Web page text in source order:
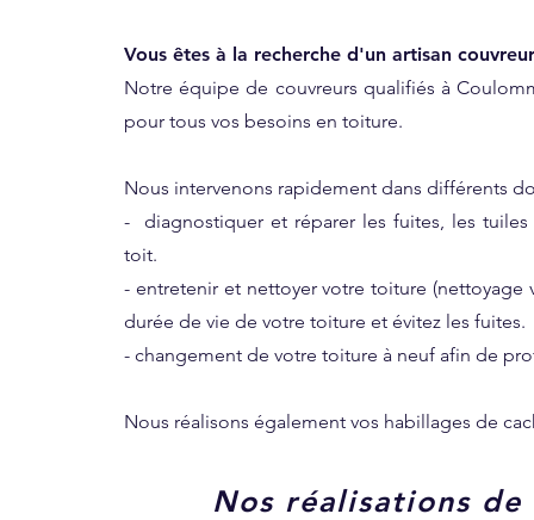
Vous êtes à la recherche d'un artisan
Notre équipe de couvreurs qualifiés à
pour tous vos besoins en toiture.
Nous intervenons rapidement dans différents
- diagnostiquer et réparer les fuites, les tuiles
toit.
- entretenir et nettoyer votre toiture
durée de vie de votre toiture et évitez les fuites.
- changement de votre toiture à neuf afin de
Nous réalisons également vos habillages de
Nos réalisations